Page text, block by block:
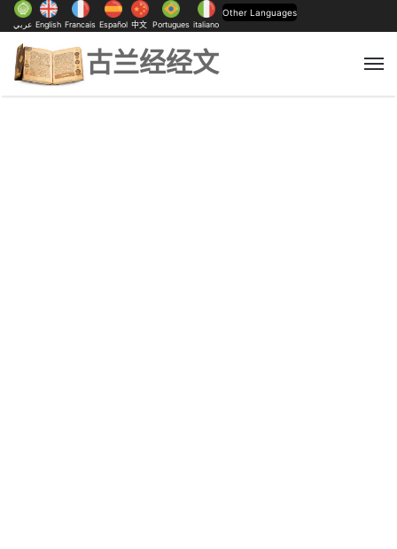
عربي English Francais Español 中文 Portugues italiano
Other Languages
古兰经经文